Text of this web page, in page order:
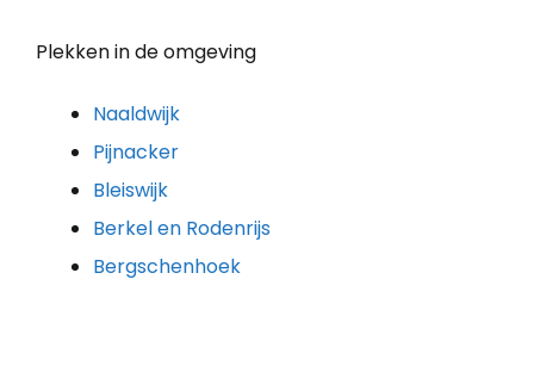
Plekken in de omgeving
Naaldwijk
Pijnacker
Bleiswijk
Berkel en Rodenrijs
Bergschenhoek